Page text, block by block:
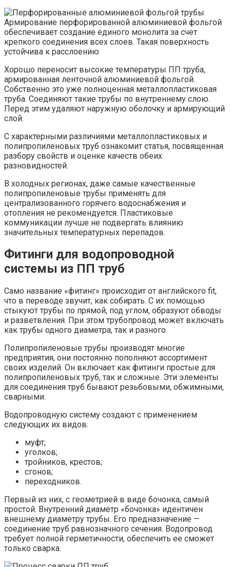
Армирование перфорированной алюминиевой фольгой
обеспечивает создание единого монолита за счет
крепкого соединения всех слоев. Такая поверхность
устойчива к расслоению
Хорошо переносит высокие температуры ПП труба,
армированная ленточной алюминиевой фольгой.
Собственно это уже полноценная металлопластиковая
труба. Соединяют такие трубы по внутреннему слою.
Перед этим удаляют наружную оболочку и армирующий
слой.
С характерными различиями металлопластиковых и
полипропиленовых труб ознакомит статья, посвященная
разбору свойств и оценке качеств обеих
разновидностей.
В холодных регионах, даже самые качественные
полипропиленовые трубы применять для
централизованного горячего водоснабжения и
отопления не рекомендуется. Пластиковые
коммуникации лучше не подвергать влиянию
значительных температурных перепадов.
Фитинги для водопроводной
системы из ПП труб
Само название «фитинг» происходит от английского fit,
что в переводе звучит, как собирать. С их помощью
стыкуют трубы по прямой, под углом, образуют обводы
и разветвления. При этом трубопровод может включать
как трубы одного диаметра, так и разного.
Полипропиленовые трубы производят многие
предприятия, они постоянно пополняют ассортимент
своих изделий. Он включает как фитинги простые для
полипропиленовых труб, так и сложные. Эти элементы
для соединения труб бывают резьбовыми, обжимными,
сварными.
Водопроводную систему создают с применением
следующих их видов:
муфт;
уголков;
тройников, крестов;
сгонов;
переходников.
Первый из них, с геометрией в виде бочонка, самый
простой. Внутренний диаметр «бочонка» идентичен
внешнему диаметру трубы. Его предназначение —
соединение труб равнозначного сечения. Водопровод
требует полной герметичности, обеспечить ее сможет
только сварка.